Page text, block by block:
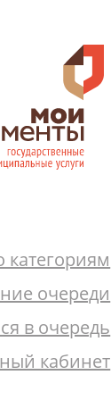
категориям
очереди
в очередь
кабинет